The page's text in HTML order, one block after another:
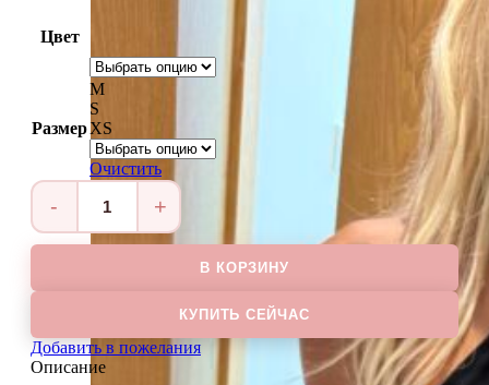
Цвет
Размер
M
S
XS
Очистить
Количество
товара
Леггинсы
ASSOL
В КОРЗИНУ
КУПИТЬ СЕЙЧАС
Добавить в пожелания
Описание